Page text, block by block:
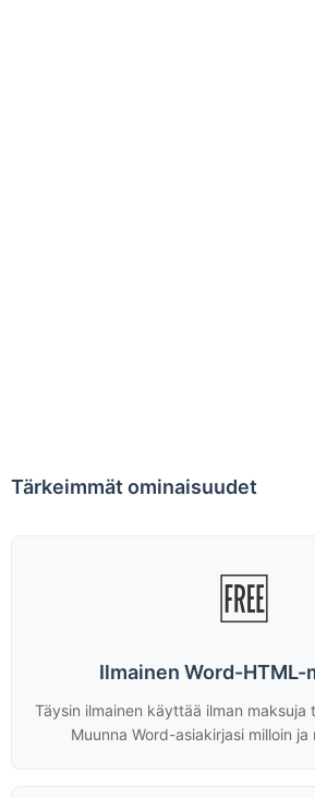
Tärkeimmät ominaisuudet
🆓
Ilmainen Word-HTML-
Täysin ilmainen käyttää ilman maksuja
Muunna Word-asiakirjasi milloin ja